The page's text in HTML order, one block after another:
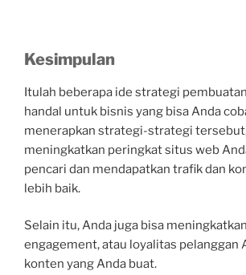
Kesimpulan
Itulah beberapa ide strategi
handal untuk bisnis yang bisa Anda
menerapkan strategi-strategi
meningkatkan peringkat situs web
pencari dan mendapatkan trafik dan
lebih baik.
Selain itu, Anda juga bisa
engagement, atau loyalitas pelanggan
konten yang Anda buat.